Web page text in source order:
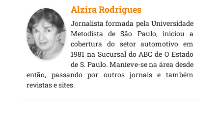
Alzira Rodrigues
Jornalista formada pela Universidade
Metodista de São Paulo, iniciou a
cobertura do setor automotivo em
1981 na Sucursal do ABC de O Estado
de S. Paulo. Manteve-se na área desde
então, passando por outros jornais e também
revistas e sites.